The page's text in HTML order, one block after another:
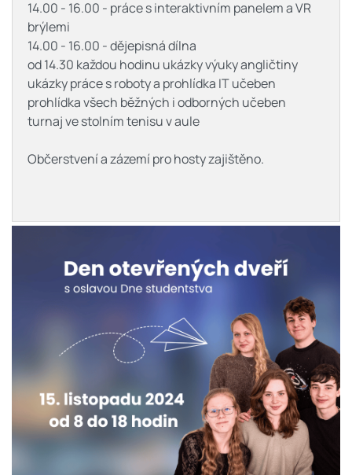
14.00 - 16.00 - práce s interaktivním panelem a VR
brýlemi
14.00 - 16.00 - dějepisná dílna
od 14.30 každou hodinu ukázky výuky angličtiny
ukázky práce s roboty a prohlídka IT učeben
prohlídka všech běžných i odborných učeben
turnaj ve stolním tenisu v aule
Občerstvení a zázemí pro hosty zajištěno.